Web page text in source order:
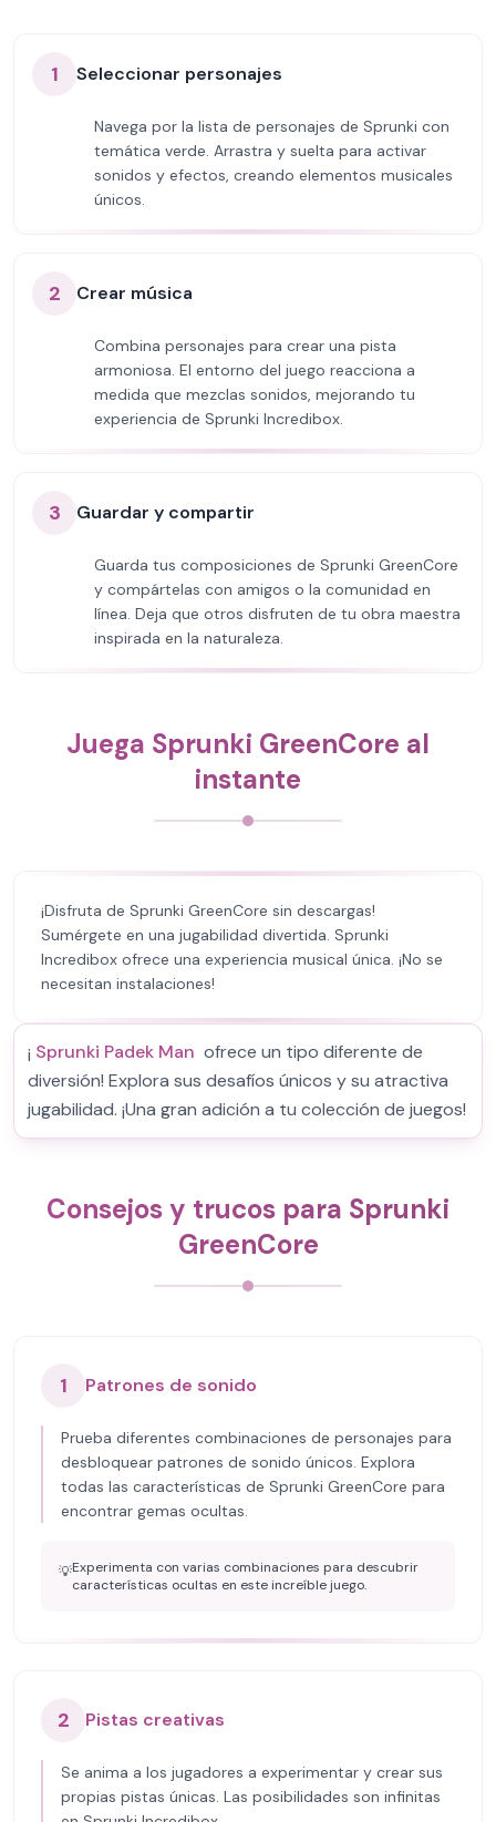
1 Seleccionar personajes
Navega por la lista de personajes de Sprunki con
temática verde. Arrastra y suelta para activar
sonidos y efectos, creando elementos musicales
únicos.
2 Crear música
Combina personajes para crear una pista
armoniosa. El entorno del juego reacciona a
medida que mezclas sonidos, mejorando tu
experiencia de Sprunki Incredibox.
3 Guardar y compartir
Guarda tus composiciones de Sprunki GreenCore
y compártelas con amigos o la comunidad en
línea. Deja que otros disfruten de tu obra maestra
inspirada en la naturaleza.
Juega Sprunki GreenCore al
instante
¡Disfruta de Sprunki GreenCore sin descargas!
Sumérgete en una jugabilidad divertida. Sprunki
Incredibox ofrece una experiencia musical única. ¡No se
necesitan instalaciones!
¡ Sprunki Padek Man ofrece un tipo diferente de
diversión! Explora sus desafíos únicos y su atractiva
jugabilidad. ¡Una gran adición a tu colección de juegos!
Consejos y trucos para Sprunki
GreenCore
1 Patrones de sonido
Prueba diferentes combinaciones de personajes para
desbloquear patrones de sonido únicos. Explora
todas las características de Sprunki GreenCore para
encontrar gemas ocultas.
💡Experimenta con varias combinaciones para descubrir
características ocultas en este increíble juego.
2 Pistas creativas
Se anima a los jugadores a experimentar y crear sus
propias pistas únicas. Las posibilidades son infinitas